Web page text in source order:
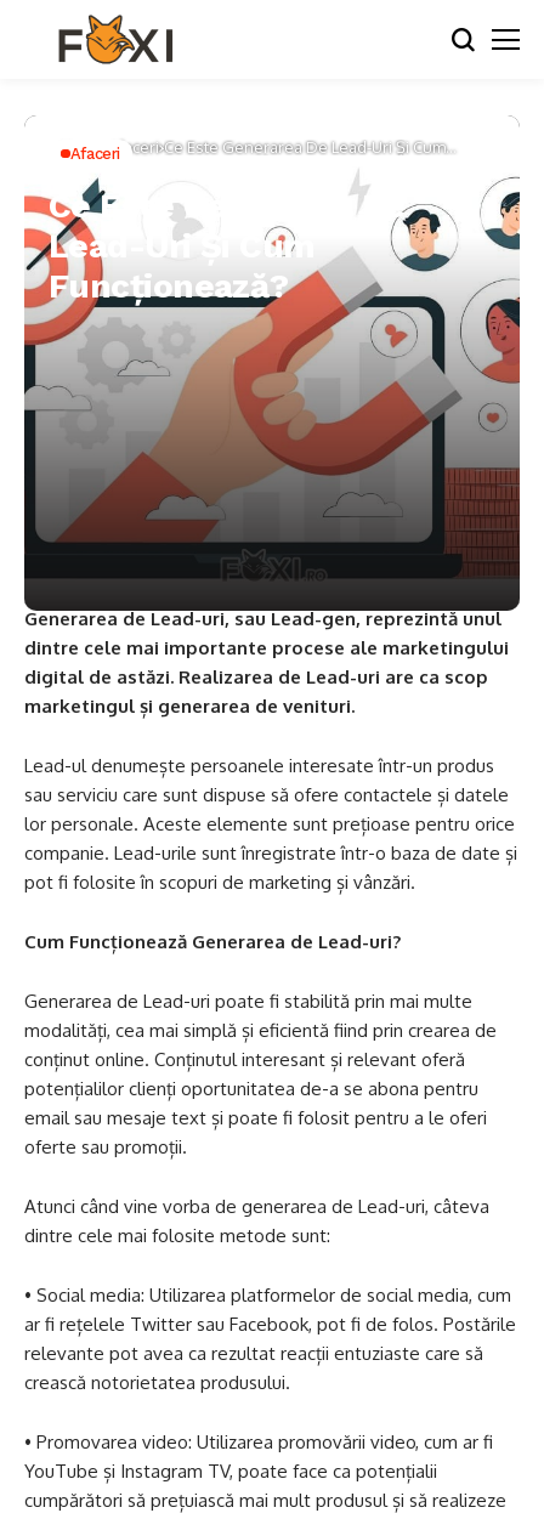
Home Afaceri Ce Este Generarea De Lead-Uri Și Cum
Afaceri
Ce Este Generarea De
Lead-Uri Și Cum
Funcționează?
Generarea de Lead-uri, sau Lead-gen, reprezintă unul
dintre cele mai importante procese ale marketingului
digital de astăzi. Realizarea de Lead-uri are ca scop
marketingul și generarea de venituri.
Lead-ul denumește persoanele interesate într-un produs
sau serviciu care sunt dispuse să ofere contactele și datele
lor personale. Aceste elemente sunt prețioase pentru orice
companie. Lead-urile sunt înregistrate într-o baza de date și
pot fi folosite în scopuri de marketing și vânzări.
Cum Funcționează Generarea de Lead-uri?
Generarea de Lead-uri poate fi stabilită prin mai multe
modalități, cea mai simplă și eficientă fiind prin crearea de
conținut online. Conținutul interesant și relevant oferă
potențialilor clienți oportunitatea de-a se abona pentru
email sau mesaje text și poate fi folosit pentru a le oferi
oferte sau promoții.
Atunci când vine vorba de generarea de Lead-uri, câteva
dintre cele mai folosite metode sunt:
• Social media: Utilizarea platformelor de social media, cum
ar fi rețelele Twitter sau Facebook, pot fi de folos. Postările
relevante pot avea ca rezultat reacții entuziaste care să
crească notorietatea produsului.
• Promovarea video: Utilizarea promovării video, cum ar fi
YouTube și Instagram TV, poate face ca potențialii
cumpărători să prețuiască mai mult produsul și să realizeze